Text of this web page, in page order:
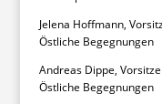
Jelena Hoffmann,
Östliche Begegnungen
Andreas Dippe,
Östliche Begegnungen